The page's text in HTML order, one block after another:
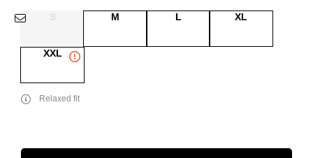
S M L XL
XXL
Relaxed fit